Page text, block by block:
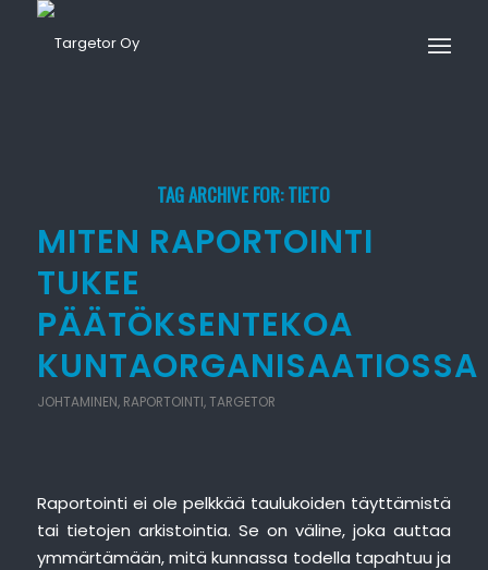
TAG ARCHIVE FOR:TIETO
MITEN RAPORTOINTI
TUKEE
PÄÄTÖKSENTEKOA
KUNTAORGANISAATIOSSA
JOHTAMINEN, RAPORTOINTI,TARGETOR
Raportointi ei ole pelkkää taulukoiden täyttämistä
tai tietojen arkistointia. Se on väline, joka auttaa
ymmärtämään, mitä kunnassa todella tapahtuu ja